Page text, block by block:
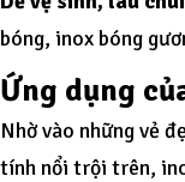
bóng, inox bóng
Ứng dụng
Nhờ vào những vẻ
tính nổi trội trên,